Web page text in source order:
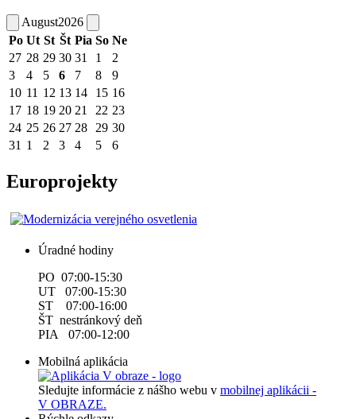
August2026
Po Ut St Št Pia So Ne
27 28 29 30 31 1
2
3
4 5 6 7 8
9
10 11 12 13 14 15 16
17 18 19 20 21 22 23
24 25 26 27 28 29 30
31 1 2 3 4 5 6
Europrojekty
Úradné hodiny
PO 07:00-15:30
UT 07:00-15:30
ST 07:00-16:00
ŠT nestránkový deň
PIA 07:00-12:00
Mobilná aplikácia
Sledujte informácie z nášho webu v mobilnej aplikácii -
V OBRAZE.